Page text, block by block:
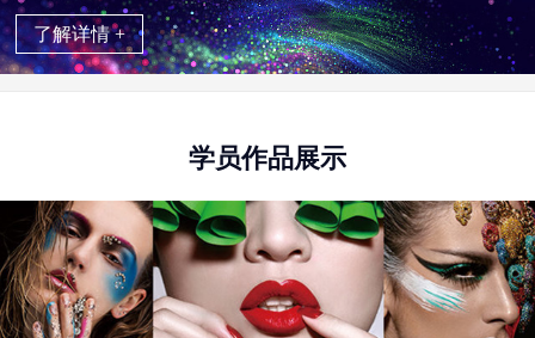
了解详情 +
学员作品展示